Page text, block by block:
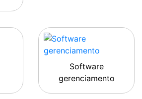
Software
gerenciamento